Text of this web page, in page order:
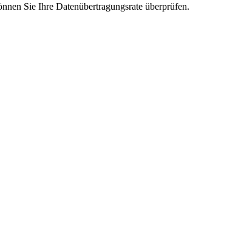
Sie Ihre Datenübertragungsrate überprüfen.